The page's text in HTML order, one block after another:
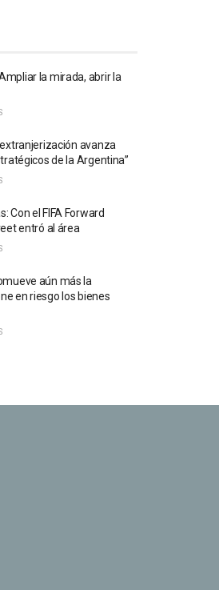
la mirada, abrir la
extranjerización avanza
de la Argentina”
Con el FIFA Forward
entró al área
aún más la
en riesgo los bienes